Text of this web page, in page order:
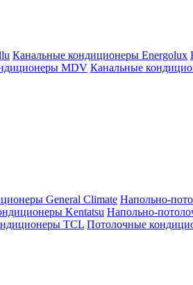
Канальные кондиционеры Energolux
MDV Канальные
General Climate Напольно-
Kentatsu Напольно-
TCL Потолочные